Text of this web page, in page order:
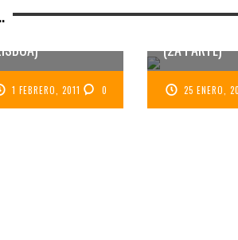
CURIOSA OFERTA
1 FEBRERO, 2011 0
DIARIO DE
(2A PARTE)
25 ENERO,